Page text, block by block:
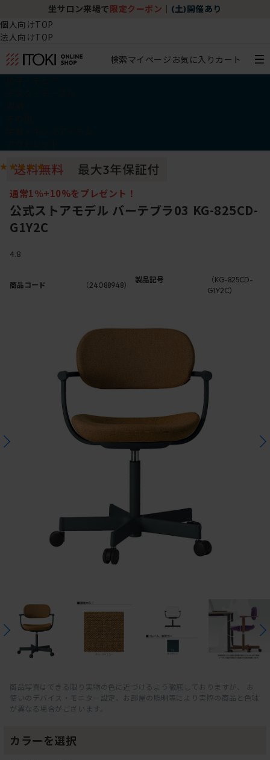
坐サロン来場で 限定クーポン (土)開催あり
個人向けTOP
法人向けTOP
検索マイページ お気に入り カート
通常1％+10%をプレゼント！
公式ストアモデル バーテブラ03 KG-825CD-
G1Y2C
4.8
商品コード （24088948）
製品記号
（KG-825CD-
G1Y2C）
商品写真はできる限り実物の色に近づけるよう徹底しておりますが、 お
使いのデバイス・モニター設定、お部屋の照明等により実際の商品と色味
が異なる場合がございます。
カラーを選択